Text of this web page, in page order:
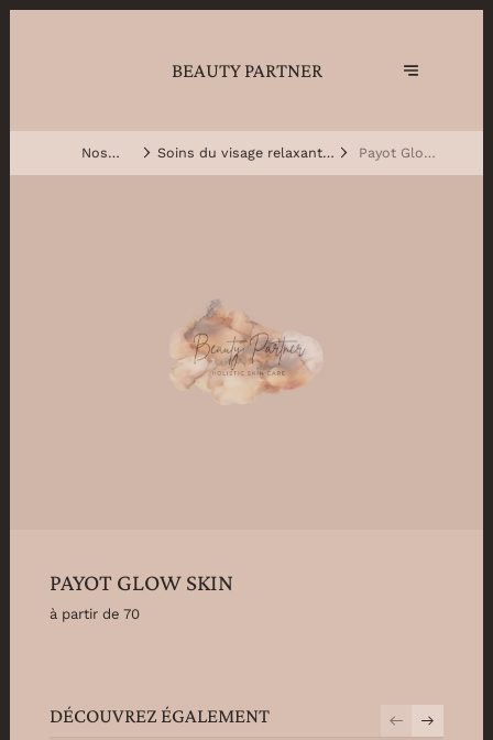
BEAUTY PARTNER
Nos
traitements
Soins du visage relaxant -
Payot
Payot Glow
Skin
PAYOT GLOW SKIN
à partir de 70
DÉCOUVREZ ÉGALEMENT